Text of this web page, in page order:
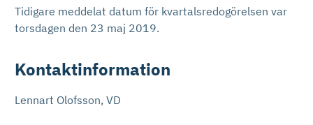
Tidigare meddelat datum för kvartalsredogörelsen var
torsdagen den 23 maj 2019.
Kontaktinformation
Lennart Olofsson, VD